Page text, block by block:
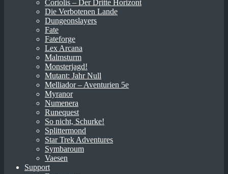
Coriolis – Der Dritte Horizont
Die Verbotenen Lande
Dungeonslayers
Fate
Fateforge
Lex Arcana
Malmsturm
Monsterjagd!
Mutant: Jahr Null
Melliador – Aventurien 5e
Myranor
Numenera
Runequest
So nicht, Schurke!
Splittermond
Star Trek Adventures
Symbaroum
Vaesen
Support